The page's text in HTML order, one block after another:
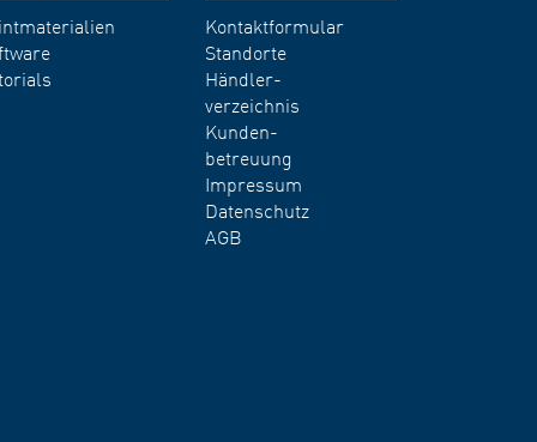
Kontaktformular
Standorte
Händler-
verzeichnis
Kunden-
betreuung
Impressum
Datenschutz
AGB